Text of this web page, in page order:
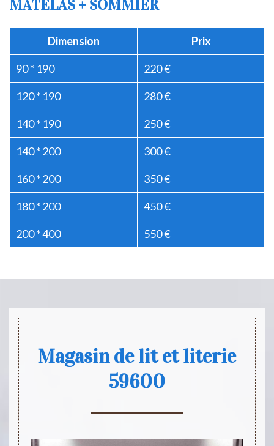
MATELAS + SOMMIER
Dimension Prix
90 * 190 220 €
120 * 190 280 €
140 * 190 250 €
140 * 200 300 €
160 * 200 350 €
180 * 200 450 €
200 * 400 550 €
Magasin de lit et literie
59600